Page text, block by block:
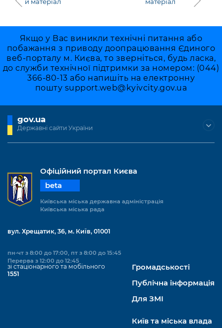
Якщо у Вас виникли технічні питання або
побажання з приводу доопрацювання Єдиного
веб-порталу м. Києва, то зверніться, будь ласка,
до служби технічної підтримки за номером: (044)
366-80-13 або напишіть на електронну
пошту support.web@kyivcity.gov.ua
gov.ua
Державні сайти України
Офіційний портал Києва
beta
Київська міська державна адміністрація
Київська міська рада
вул. Хрещатик, 36, м. Київ, 01001
пн-чт з 8:00 до 17:00, пт з 8:00 до 15:45
Перерва з 12:00 до 12:45
зі стаціонарного та мобільного
1551
Громадськості
Публічна інформація
Для ЗМІ
Київ та міська влада